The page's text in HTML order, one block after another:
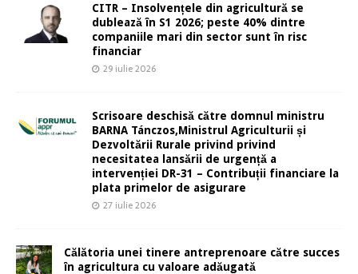
CITR – Insolvențele din agricultură se
dublează în S1 2026; peste 40% dintre
companiile mari din sector sunt în risc
financiar
29 iulie 2026
Scrisoare deschisă către domnul ministru
BARNA Tánczos,Ministrul Agriculturii și
Dezvoltării Rurale privind privind
necesitatea lansării de urgență a
intervenției DR-31 – Contribuții financiare la
plata primelor de asigurare
27 iulie 2026
Călătoria unei tinere antreprenoare către succes
în agricultura cu valoare adăugată